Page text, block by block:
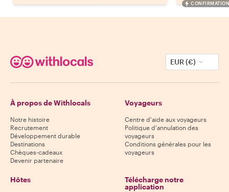
EUR (€)
À propos de Withlocals
Notre histoire
Recrutement
Développement durable
Destinations
Chèques-cadeaux
Devenir partenaire
Voyageurs
Centre d'aide aux voyageurs
Politique d'annulation des
voyageurs
Conditions générales pour les
voyageurs
Hôtes
Télécharge notre
application